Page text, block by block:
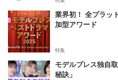
業界初！ 全プラッ
加型アワード
特集
モデルプレス独自
秘訣」